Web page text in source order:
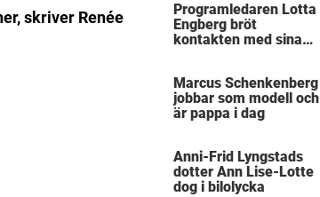
skriver Renée
Programledaren Lotta
Engberg bröt
kontakten med sina
Marcus Schenkenberg
jobbar som modell och
är pappa i dag
Anni-Frid Lyngstads
dotter Ann Lise-Lotte
dog i bilolycka